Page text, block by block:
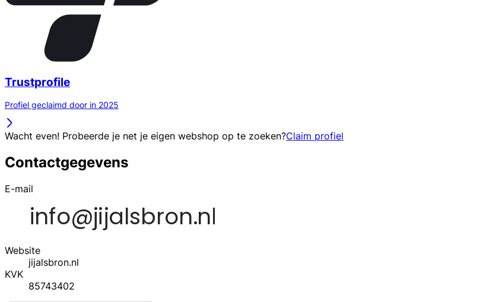
Trustprofile
Profiel geclaimd door in 2025
Wacht even! Probeerde je net je eigen webshop op te zoeken?Claim profiel
Contactgegevens
E-mail
Website
jijalsbron.nl
KVK
85743402